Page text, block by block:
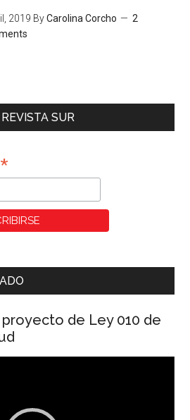
2019 ByCarolina Corcho
2
SUR
*
de Ley 010 de